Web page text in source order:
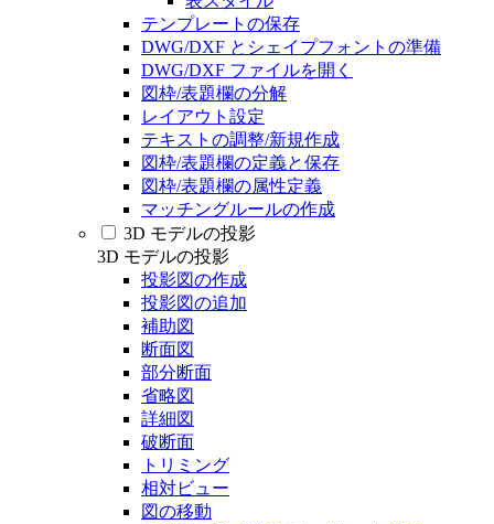
テンプレートの保存
DWG/DXF とシェイプフォントの準備
DWG/DXF ファイルを開く
図枠/表題欄の分解
レイアウト設定
テキストの調整/新規作成
図枠/表題欄の定義と保存
図枠/表題欄の属性定義
マッチングルールの作成
3D モデルの投影
3D モデルの投影
投影図の作成
投影図の追加
補助図
断面図
部分断面
省略図
詳細図
破断面
トリミング
相対ビュー
図の移動